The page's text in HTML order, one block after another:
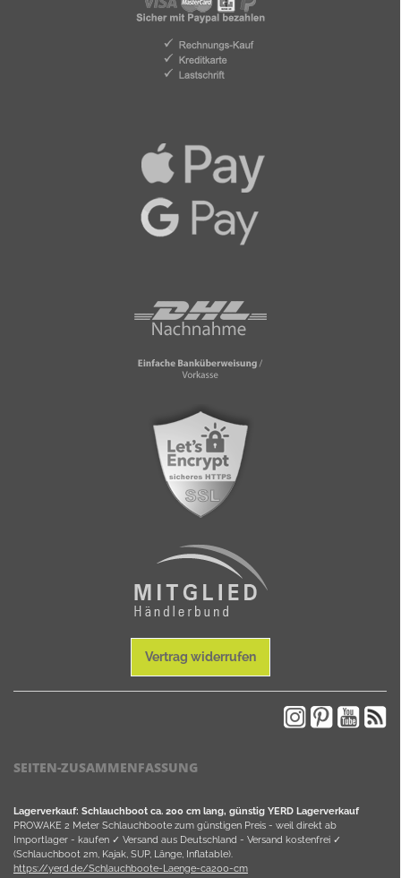
Vertrag widerrufen
SEITEN-ZUSAMMENFASSUNG
Lagerverkauf: Schlauchboot ca. 200 cm lang, günstig YERD Lagerverkauf
PROWAKE 2 Meter Schlauchboote zum günstigen Preis - weil direkt ab
Importlager - kaufen ✓ Versand aus Deutschland - Versand kostenfrei ✓
(Schlauchboot 2m, Kajak, SUP, Länge, Inflatable).
https://yerd.de/Schlauchboote-Laenge-ca200-cm